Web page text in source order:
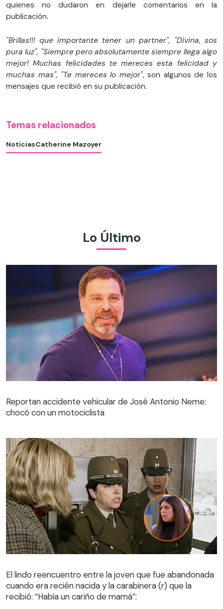
quienes no dudaron en dejarle comentarios en la
publicación.
"Brillas!!! que importante tener un partner", "Divina, sos
pura luz", "Siempre pero absolutamente siempre llega algo
mejor! Muchas felicidades te mereces esta felicidad y
muchas mas", "Te mereces lo mejor", son algunos de los
mensajes que recibió en su publicación.
Temas relacionados
NoticiasCatherine Mazoyer
Lo Último
Reportan accidente vehicular de José Antonio Neme:
chocó con un motociclista
cuando era recién nacida y la carabinera (r) que la
recibió: “Había un cariño de mamá”:
El lindo reencuentro entre la joven que fue abandonada
cuando era recién nacida y la carabinera (r) que la
recibió: “Había un cariño de mamá”: